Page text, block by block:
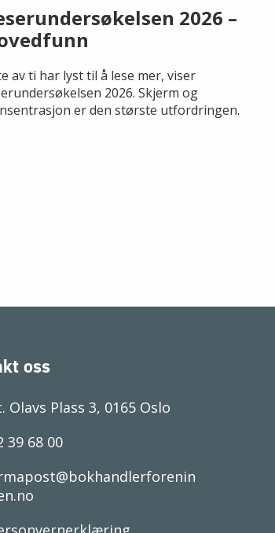
2026 –
av ti har lyst til å lese mer, viser
2026. Skjerm og
er den største utfordringen.
oss
Olavs Plass 3, 0165 Oslo
39 68 00